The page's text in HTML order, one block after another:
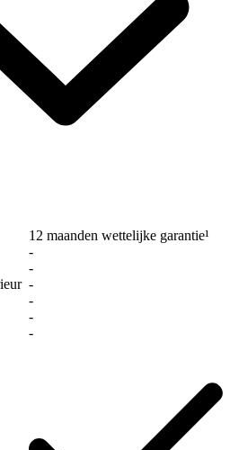
12 maanden wettelijke garantie¹
‐
‐
‐
‐
‐
‐